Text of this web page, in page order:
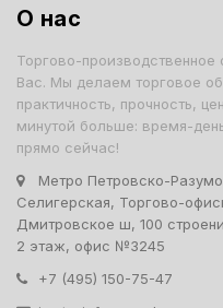
О нас
Торгово-производственное
Вас. Мы делаем торговое
практичность, прочность,
минутой больше: время-
прямо сейчас!
Метро Петровско-
Селигерская, Торгово-
Дмитровское ш, 100
2 этаж, офис №3245
+7 (495) 150-75-47